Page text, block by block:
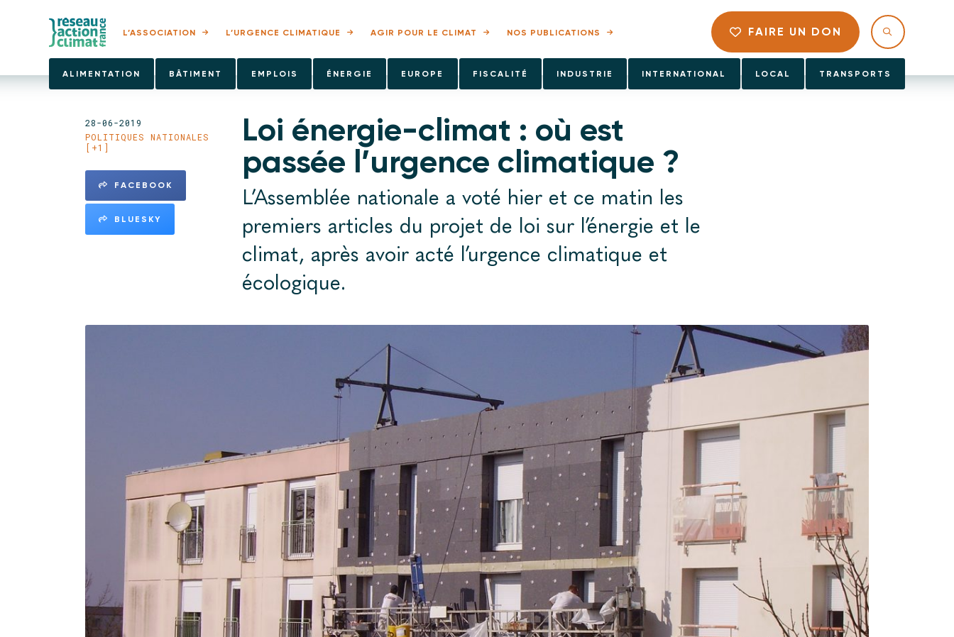
L’ASSOCIATION L’URGENCE CLIMATIQUE AGIR POUR LE CLIMAT NOS PUBLICATIONS FAIRE UN DON
ALIMENTATION BÂTIMENT EMPLOIS ÉNERGIE EUROPE FISCALITÉ INDUSTRIE INTERNATIONAL LOCAL TRANSPORTS
28-06-2019
POLITIQUES NATIONALES
[+1]
FACEBOOK
BLUESKY
Loi énergie-climat : où est
passée l’urgence climatique ?
L’Assemblée nationale a voté hier et ce matin les
premiers articles du projet de loi sur l’énergie et le
climat, après avoir acté l’urgence climatique et
écologique.